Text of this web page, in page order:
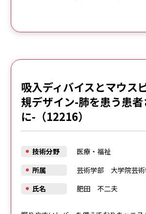
吸入ディバイスとマウス
規デザイン-肺を患う患
に-（12216）
技術分野
医療・福祉
所属
芸術学部 大学院芸術
氏名
肥田 不二夫